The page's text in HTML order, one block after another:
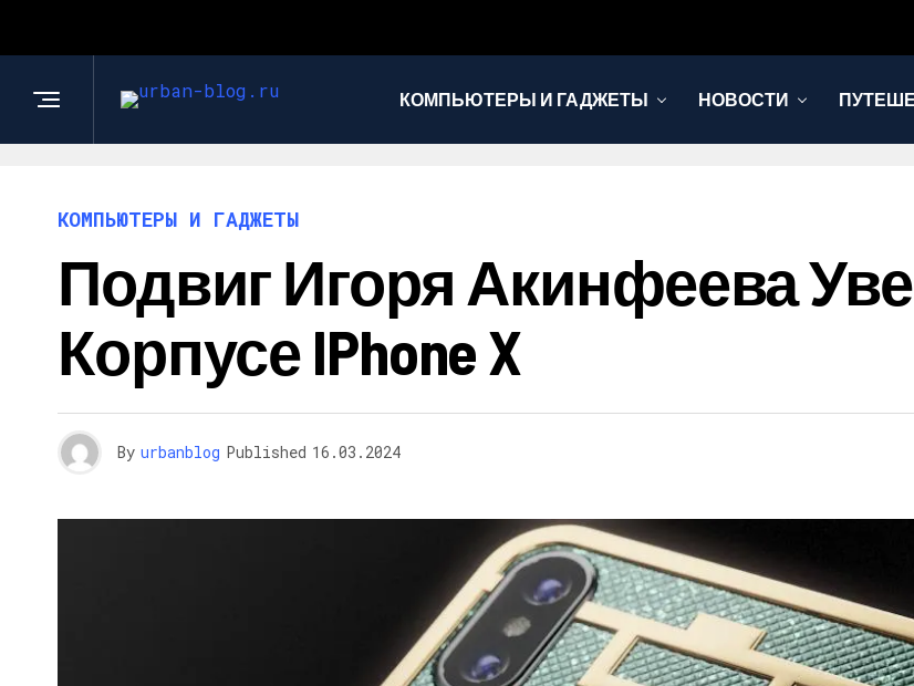
КОМПЬЮТЕРЫ И ГАДЖЕТЫ НОВОСТИ
КОМПЬЮТЕРЫ И ГАДЖЕТЫ
Подвиг Игоря Акинфеева
Корпусе IPhone X
By urbanblog Published 16.03.2024